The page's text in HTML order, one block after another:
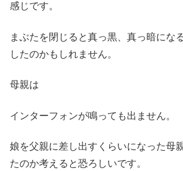
感じです。
まぶたを閉じると真っ黒、真っ暗にな
したのかもしれません。
母親は
インターフォンが鳴っても出ません。
娘を父親に差し出すくらいになった母
たのか考えると恐ろしいです。